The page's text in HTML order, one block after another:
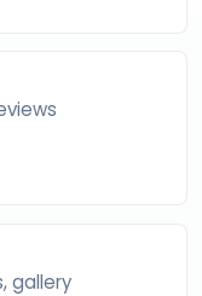
gallery